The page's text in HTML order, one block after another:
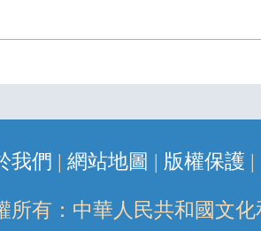
我們 | 網站地圖 | 版權保護 |
所有：中華人民共和國文